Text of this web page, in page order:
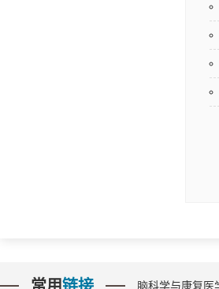
脑科学与康复医